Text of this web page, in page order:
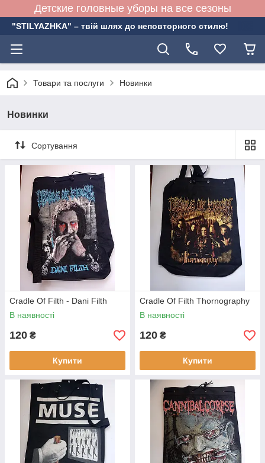
Детские головные уборы на все сезоны
"STILYAZHKA" – твій шлях до неповторного стилю!
Товари та послуги Новинки
Новинки
Сортування
Cradle Of Filth - Dani Filth
В наявності
120 ₴
Купити
Cradle Of Filth Thornography
В наявності
120 ₴
Купити